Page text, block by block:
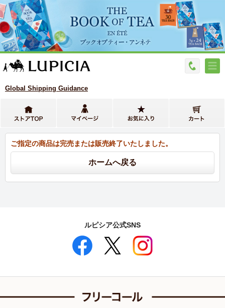
Global Shipping Guidance
ご指定の商品は完売または販売終了いたしました。
ルピシア公式SNS